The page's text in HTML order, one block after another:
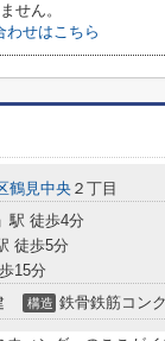
せん。
わせはこちら
鶴見中央 ２丁目
」駅 徒歩4分
徒歩5分
15分
構造 鉄骨鉄筋コン